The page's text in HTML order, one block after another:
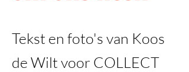
Tekst en foto's van Koos
de Wilt voor COLLECT